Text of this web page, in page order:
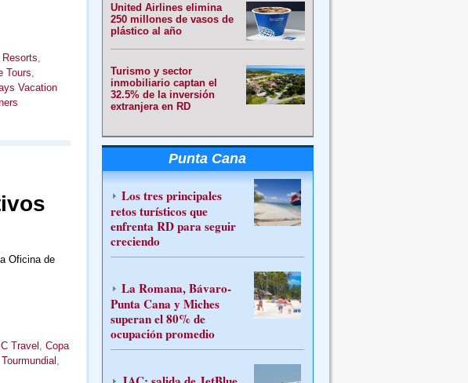
,
Tours,
Vacation
Oficina de
Travel , Copa
Tourmundial ,
United Airlines elimina
250 millones de vasos de
plástico al año
Turismo y sector
inmobiliario captan el
32.5% de la inversión
extranjera en RD
Punta Cana
Los tres principales
retos turísticos que
enfrenta RD para seguir
creciendo
La Romana, Bávaro-
Punta Cana y Miches
superan el 80% de
ocupación promedio